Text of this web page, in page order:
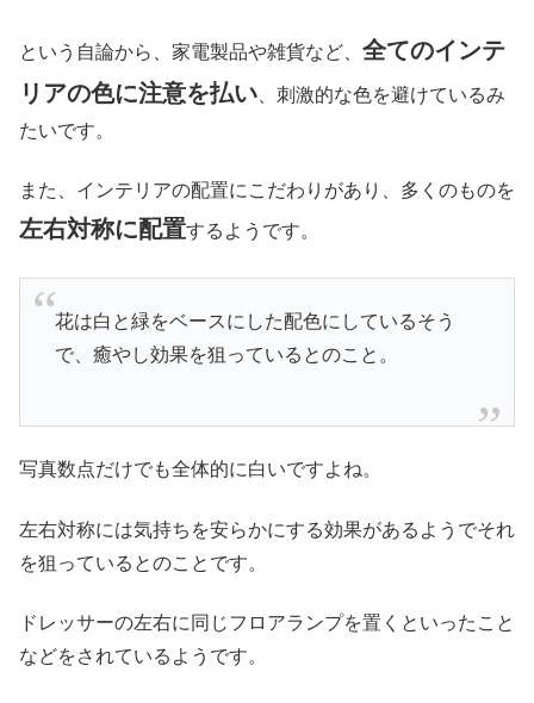
という自論から、家電製品や雑貨など、 全てのインテ
リアの色に注意を払い 、刺激的な色を避けているみ
たいです。
また、インテリアの配置にこだわりがあり、多くのものを
左右対称に配置するようです。
花は白と緑をベースにした配色にしているそう
で、癒やし効果を狙っているとのこと。
写真数点だけでも全体的に白いですよね。
左右対称には気持ちを安らかにする効果があるようでそれ
を狙っているとのことです。
ドレッサーの左右に同じフロアランプを置くといったこと
などをされているようです。